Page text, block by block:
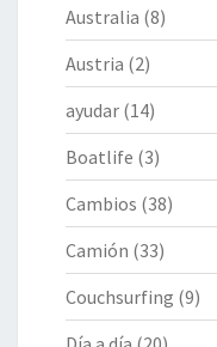
Australia (8)
Austria (2)
ayudar (14)
Boatlife (3)
Cambios (38)
Camión (33)
Couchsurfing (9)